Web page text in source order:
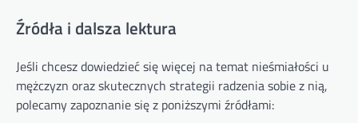
Źródła i dalsza lektura
Jeśli chcesz dowiedzieć się więcej na temat nieśmiałości u
mężczyzn oraz skutecznych strategii radzenia sobie z nią,
polecamy zapoznanie się z poniższymi źródłami: